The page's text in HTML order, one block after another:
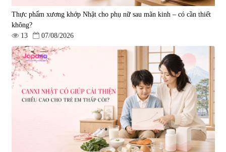
Viên uống bổ gan Ribeto Shoji
Hepaclean 60 viên
690.000 đ
Viên uống hỗ trợ cải thiện thoát
vị đĩa đệm Kyoto Has 30 viên
|14.560
1.600.000 đ
Thực phẩm xương khớp Nhật cho phụ nữ sau mãn kinh – có cần thiết
không?
13
07/08/2026